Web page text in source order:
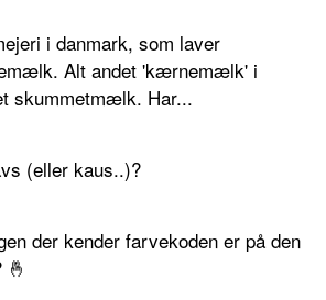
i danmark, som laver
Alt andet 'kærnemælk' i
skummetmælk. Har...
(eller kaus..)?
der kender farvekoden er på den